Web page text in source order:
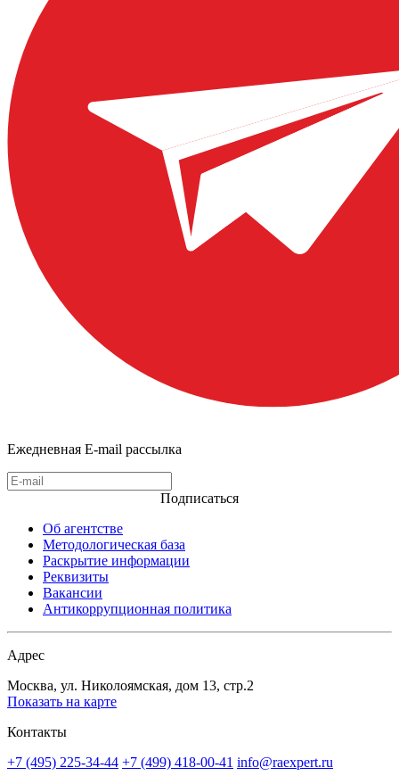
Ежедневная E-mail рассылка
Подписаться
Об агентстве
Методологическая база
Раскрытие информации
Реквизиты
Вакансии
Антикоррупционная политика
Адрес
Москва, ул. Николоямская, дом 13, стр.2
Показать на карте
Контакты
+7 (495) 225-34-44 +7 (499) 418-00-41 info@raexpert.ru